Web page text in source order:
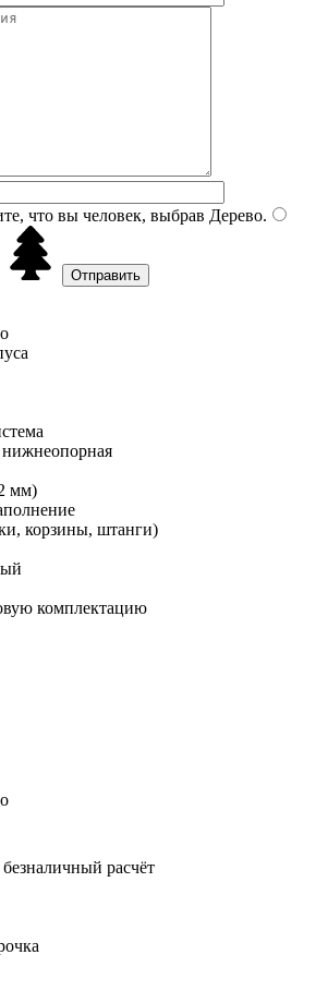
что вы человек, выбрав Дерево.
мм)
корзины, штанги)
комплектацию
расчёт